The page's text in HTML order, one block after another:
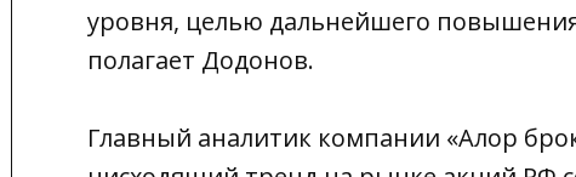
уровня, целью дальнейшего
полагает Додонов.
Главный аналитик компании «Алор